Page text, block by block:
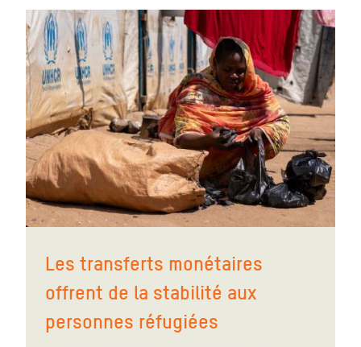
Les transferts monétaires
offrent de la stabilité aux
personnes réfugiées